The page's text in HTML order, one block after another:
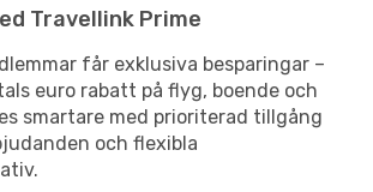
Travellink Prime
får exklusiva besparingar –
euro rabatt på flyg, boende och
smartare med prioriterad tillgång
och flexibla